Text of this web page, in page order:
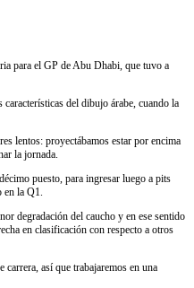
para el GP de Abu Dhabi, que tuvo a
del dibujo árabe, cuando la
lentos: proyectábamos estar por encima
la jornada.
puesto, para ingresar luego a pits
la Q1.
degradación del caucho y en ese sentido
en clasificación con respecto a otros
así que trabajaremos en una